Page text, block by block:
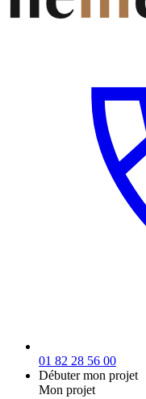
01 82 28 56 00
Débuter mon projet
Mon projet